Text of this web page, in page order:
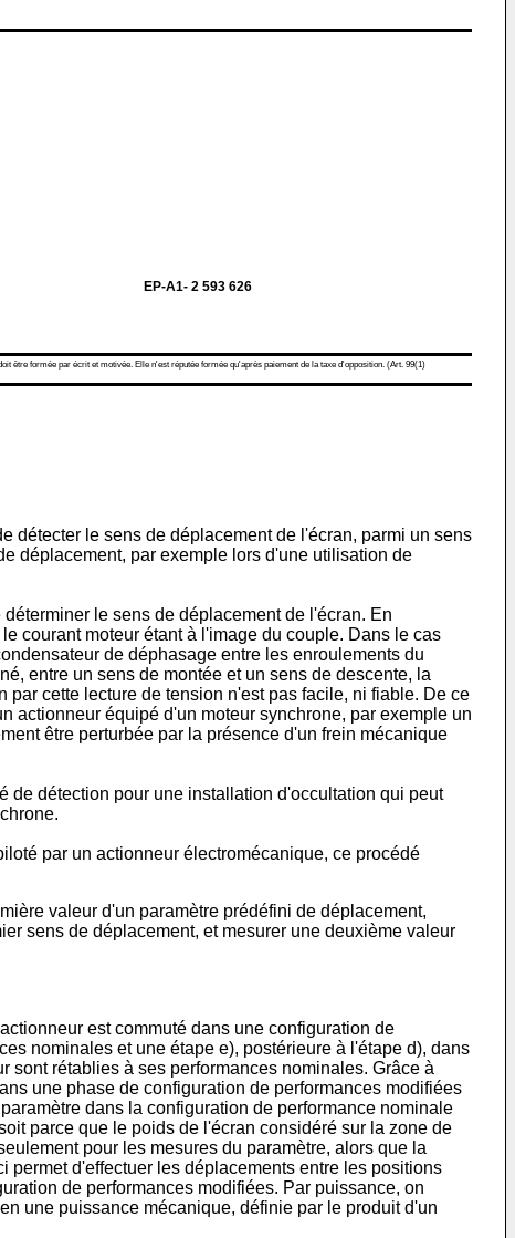
EP-A1- 2 593 626
être formée par écrit et motivée. Elle n'est réputée formée qu'après paiement de la taxe d'opposition. (Art. 99(1)
détecter le sens de déplacement de l'écran, parmi un sens
déplacement, par exemple lors d'une utilisation de
le sens de déplacement de l'écran. En
courant moteur étant à l'image du couple. Dans le cas
de déphasage entre les enroulements du
entre un sens de montée et un sens de descente, la
cette lecture de tension n'est pas facile, ni fiable. De ce
actionneur équipé d'un moteur synchrone, par exemple un
être perturbée par la présence d'un frein mécanique
de détection pour une installation d'occultation qui peut
par un actionneur électromécanique, ce procédé
valeur d'un paramètre prédéfini de déplacement,
sens de déplacement, et mesurer une deuxième valeur
est commuté dans une configuration de
nominales et une étape e), postérieure à l'étape d), dans
sont rétablies à ses performances nominales. Grâce à
une phase de configuration de performances modifiées
dans la configuration de performance nominale
parce que le poids de l'écran considéré sur la zone de
pour les mesures du paramètre, alors que la
d'effectuer les déplacements entre les positions
de performances modifiées. Par puissance, on
une puissance mécanique, définie par le produit d'un